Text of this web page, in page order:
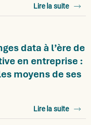
Lire la suite
data à l’ère de
en entreprise :
moyens de ses
Lire la suite